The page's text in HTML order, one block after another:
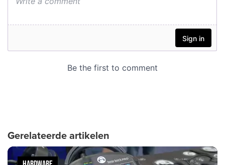
Gerelateerde artikelen